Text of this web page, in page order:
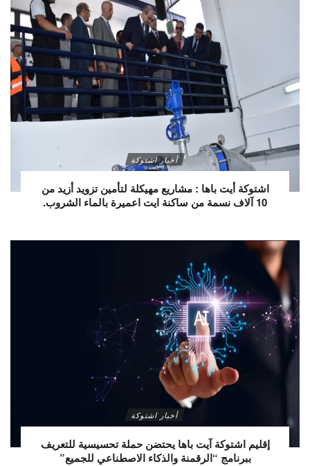
أخبار اشتوكة
اشتوكة أيت باها : مشاريع مهيكلة لتأمين تزويد أزيد من
10 آلاف نسمة من ساكنة ايت اعميرة بالماء الشروب.
أخبار اشتوكة
إقليم اشتوكة آيت باها يحتضن حملة تحسيسية للتعريف
ببرنامج “الرقمنة والذكاء الاصطناعي للجميع”